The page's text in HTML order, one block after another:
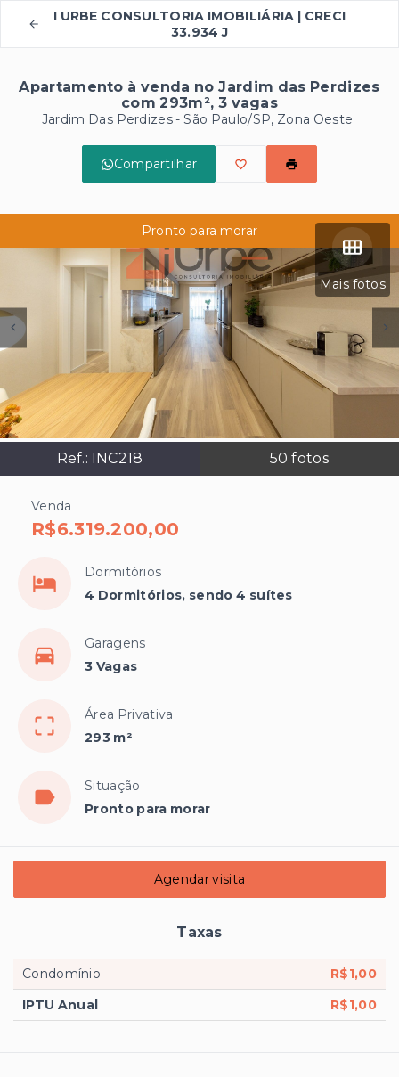
I URBE CONSULTORIA IMOBILIÁRIA | CRECI
33.934 J
Apartamento à venda no Jardim das Perdizes
com 293m², 3 vagas
Jardim Das Perdizes - São Paulo/SP, Zona Oeste
Compartilhar
Mais fotos
Ref.: INC218 50 fotos
Pronto para morar
Venda
R$6.319.200,00
Dormitórios
4 Dormitórios, sendo 4 suítes
Garagens
3 Vagas
Área Privativa
293 m²
Situação
Pronto para morar
Agendar visita
Taxas
Condomínio
R$1,00
IPTU Anual
R$1,00